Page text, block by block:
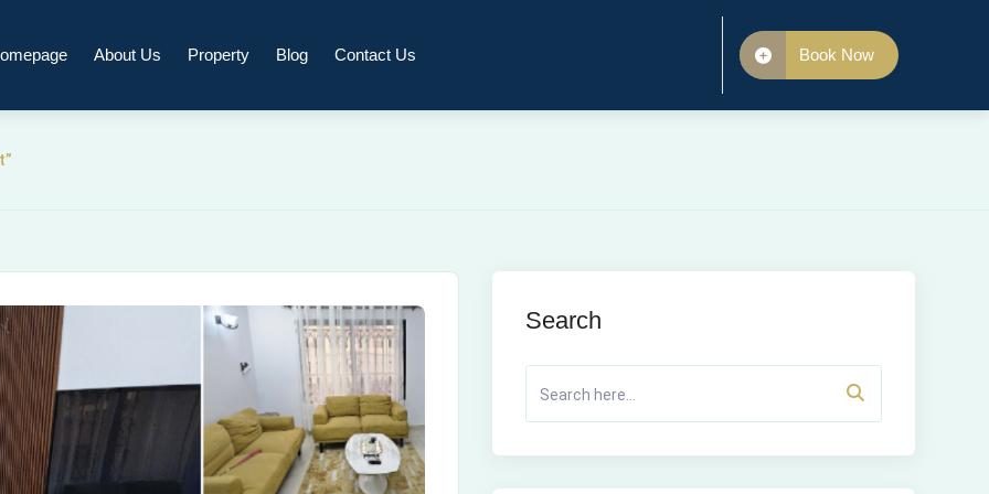
About Us Property Blog Contact Us Book Now
Search